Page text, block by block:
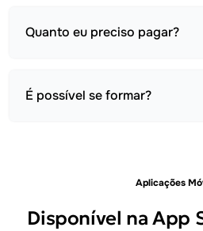
Quanto eu preciso pagar?
É possível se formar?
Aplicações
Disponível na App